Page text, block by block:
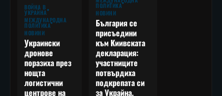
ВОЙНА В
УКРАЙНА
МЕЖДУНАРОДНА
ПОЛИТИКА
НОВИНИ
Украински
дронове
поразиха през
нощта
логистични
центрове на
ПОЛИТИКА
НОВИНИ
България се
присъедини
към Киивската
декларация:
участниците
потвърдиха
подкрепата си
за Украйна,